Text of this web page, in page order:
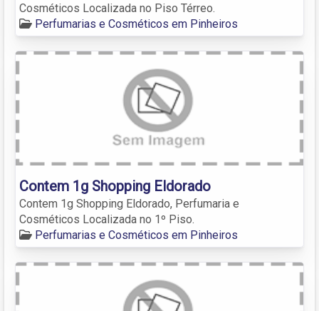
Cosméticos Localizada no Piso Térreo.
Perfumarias e Cosméticos em Pinheiros
Contem 1g Shopping Eldorado
Contem 1g Shopping Eldorado, Perfumaria e
Cosméticos Localizada no 1º Piso.
Perfumarias e Cosméticos em Pinheiros